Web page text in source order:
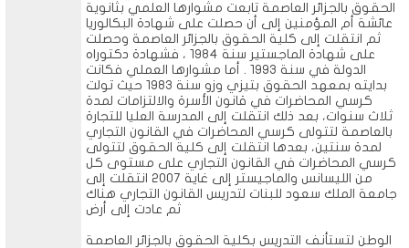
الحقوق بالجزائر العاصمة تابعت مشوارها العلمي بثانوية
عائشة أم المؤمنين إلى أن حصلت على شهادة البكالوريا
ثم انتقلت إلى كلية الحقوق بالجزائر العاصمة وحصلت
على شهادة الماجستير سنة 1984 ، فشهادة دكتوراه
الدولة في سنة 1993 . أما مشوارها العملي فكانت
بدايته بمعهد الحقوق بتيزي وزو سنة 1983 حيث تولت
كرسي المحاضرات في قانون الأسرة والالتزامات لمدة
ثلاث سنوات، بعد ذلك انتقلت إلى المدرسة العليا للتجارة
بالعاصمة لتتولى كرسي المحاضرات في القانون التجاري
لمدة سنتين، بعدها انتقلت إلى كلية الحقوق لتتولى
كرسي المحاضرات في القانون التجاري على مستوى كل
من الليسانس والماجيستر إلى غاية 2007 انتقلت إلى
جامعة الملك سعود للبنات لتدريس القانون التجاري هناك
ثم عادت إلى أرض
الوطن لتستأنف التدريس بكلية الحقوق بالجزائر العاصمة